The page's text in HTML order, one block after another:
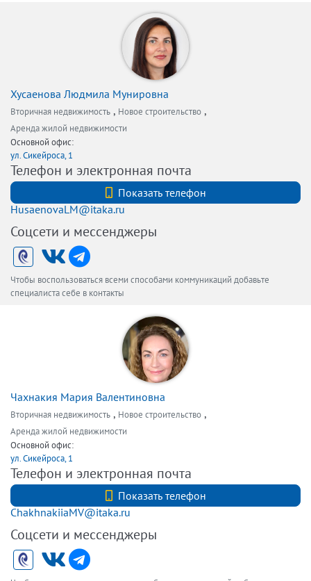
Хусаенова Людмила Мунировна
Вторичная недвижимость , Новое строительство ,
Аренда жилой недвижимости
Основной офис:
ул. Сикейроса, 1
Телефон и электронная почта
Показать телефон
HusaenovaLM@itaka.ru
Соцсети и мессенджеры
Чтобы воспользоваться всеми способами коммуникаций добавьте
специалиста себе в контакты
Чахнакия Мария Валентиновна
Вторичная недвижимость , Новое строительство ,
Аренда жилой недвижимости
Основной офис:
ул. Сикейроса, 1
Телефон и электронная почта
Показать телефон
ChakhnakiiaMV@itaka.ru
Соцсети и мессенджеры